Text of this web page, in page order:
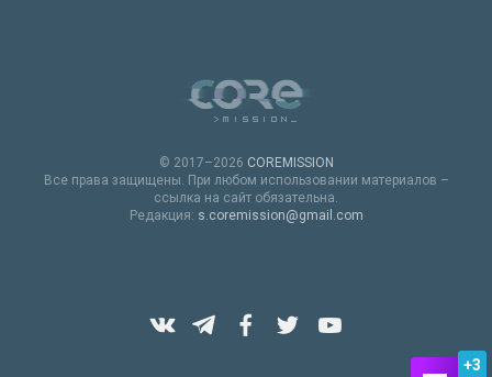
+3
© 2017–2026 COREMISSION
Все права защищены. При любом использовании материалов –
ссылка на сайт обязательна.
Редакция: s.coremission@gmail.com